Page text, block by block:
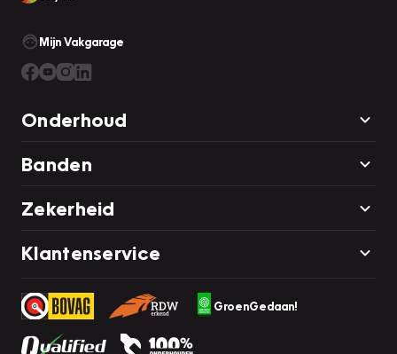
Mijn Vakgarage
Onderhoud
Banden
Zekerheid
Klantenservice
GroenGedaan!